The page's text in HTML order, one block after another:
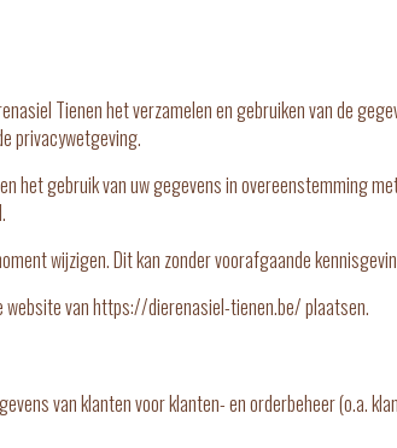
Tienen het verzamelen en gebruiken van de
privacywetgeving.
het gebruik van uw gegevens in overeenstemming
wijzigen. Dit kan zonder voorafgaande
website van https://dierenasiel-tienen.be/ plaatsen.
van klanten voor klanten- en orderbeheer